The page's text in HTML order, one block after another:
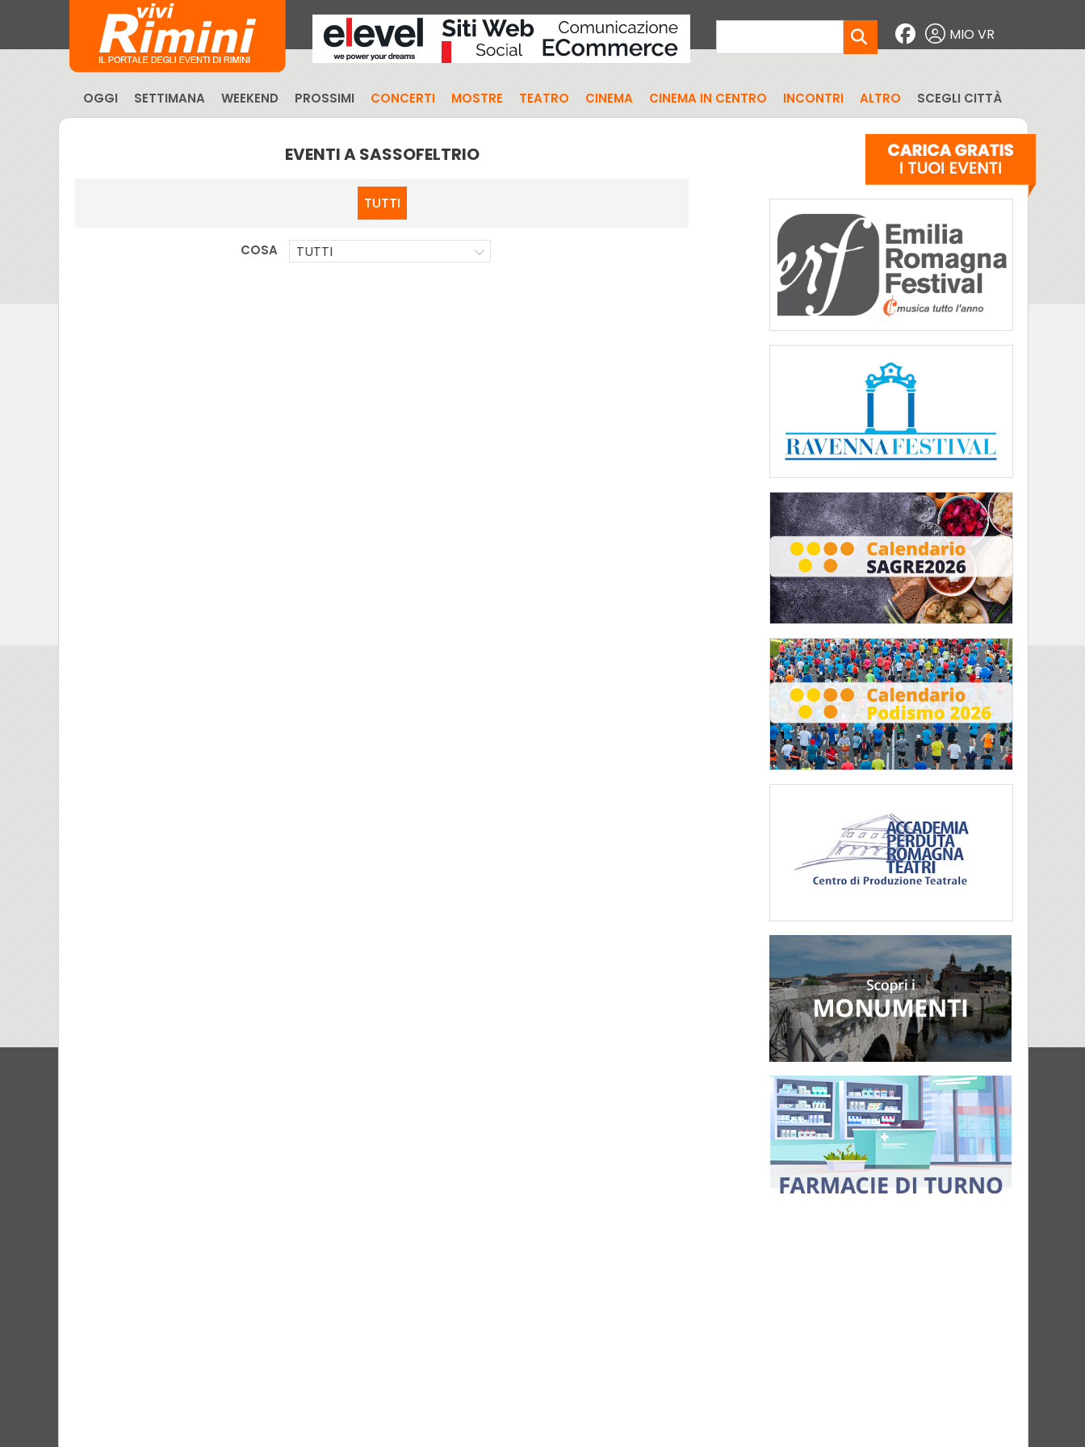
MIO VR
OGGI SETTIMANA WEEKEND PROSSIMI CONCERTI MOSTRE TEATRO CINEMA CINEMA IN CENTRO INCONTRI ALTRO SCEGLI CITTÀ
EVENTI A SASSOFELTRIO
TUTTI
COSA TUTTI